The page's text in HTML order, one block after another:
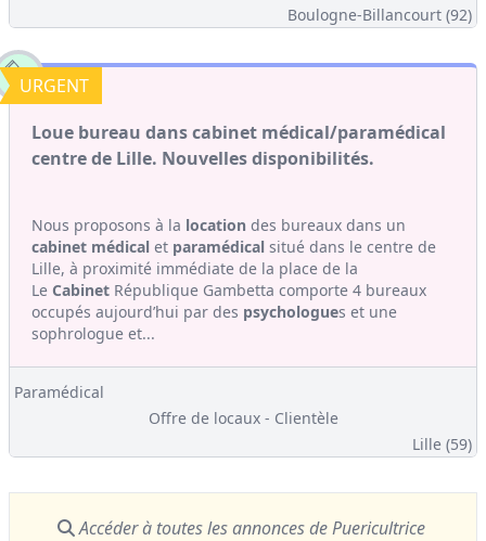
Boulogne-Billancourt (92)
URGENT
Loue bureau dans cabinet médical/paramédical
centre de Lille. Nouvelles disponibilités.
Nous proposons à la location des bureaux dans un
cabinet médical et paramédical situé dans le centre de
Lille, à proximité immédiate de la place de la
Le Cabinet République Gambetta comporte 4 bureaux
occupés aujourd’hui par des psychologues et une
sophrologue et...
Paramédical
Offre de locaux - Clientèle
Lille (59)
Accéder à toutes les annoncesde Puericultrice